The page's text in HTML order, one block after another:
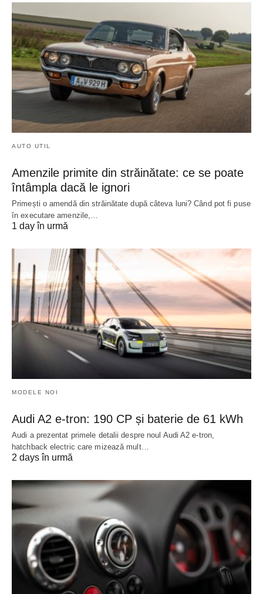
AUTO UTIL
Amenzile primite din străinătate: ce se poate
întâmpla dacă le ignori
Primești o amendă din străinătate după câteva luni? Când pot fi puse
în executare amenzile,…
1 day în urmă
MODELE NOI
Audi A2 e-tron: 190 CP și baterie de 61 kWh
Audi a prezentat primele detalii despre noul Audi A2 e-tron,
hatchback electric care mizează mult…
2 days în urmă